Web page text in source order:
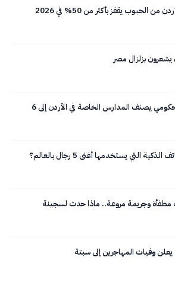
من الحبوب يقفز بأكثر من 50% في 2026
يشعرون بزلزال مصر
مقترح حكومي يصنف المدارس الخاصة في الأردن إلى 6
الذكية التي يستخدمها أغنى 5 رجال بالعالم؟
مطفأة وجريمة مروعة.. ماذا حدث لسجينة
وفيات المهاجرين إلى سبتة